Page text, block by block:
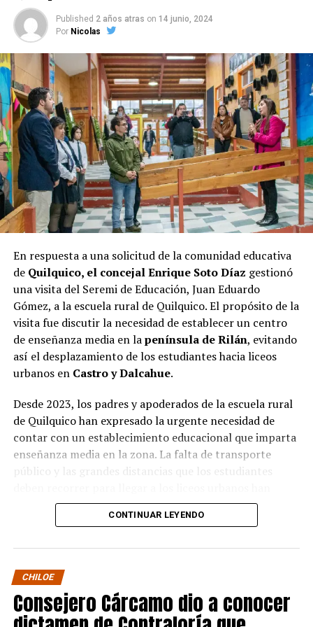
potencial mayor envergadura como lo sería la eventual
candidata a la presidencia, Evelyn Matthei
al frente del municipio parece haberle asegurado un
respaldo considerable entre los votantes, lo que se
refleja en la encuesta.
Las elecciones de octubre serán decisivas para Castro, y
los próximos días serán cruciales para todos los
candidatos en la recta final hacia las urnas.
Published 2 años atras on 14 junio, 2024
Por Nicolas
En respuesta a una solicitud de la comunidad educativa
de Quilquico, el concejal Enrique Soto Díaz gestionó
una visita del Seremi de Educación, Juan Eduardo
Gómez, a la escuela rural de Quilquico. El propósito de la
visita fue discutir la necesidad de establecer un centro
de enseñanza media en lapenínsula de Rilán, evitando
así el desplazamiento de los estudiantes hacia liceos
urbanos en Castro y Dalcahue.
Desde 2023, los padres y apoderados de la escuela rural
de Quilquico han expresado la urgente necesidad de
contar con un establecimiento educacional que imparta
enseñanza media en la zona. La falta de transporte
público y las grandes distancias que los estudiantes
generado preocupaciones sobre el desapego familiar y el
aumento de la deserción escolar.
Durante la visita, el Seremi de Educación pudo conocer
de primera mano el proyecto educativo de la escuela, el
cual tiene una fuerte orientación cultural, ambiental e
indígena. Los padres y apoderados presentaron sus
argumentos sobre la necesidad de avanzar en la
CONTINUAR LEYENDO
CHILOE
Consejero Cárcamo dio a conocer